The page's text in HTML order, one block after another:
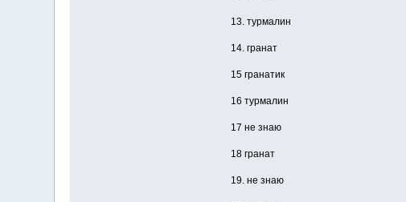
13. турмалин
14. гранат
15 гранатик
16 турмалин
17 не знаю
18 гранат
19. не знаю